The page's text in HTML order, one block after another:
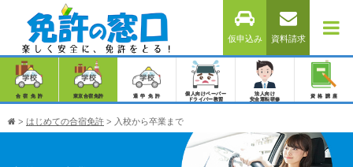
仮申込み 資料請求
合宿免許 東京合宿免許 通学免許
個人向けペーパー
ドライバー教習
法人向け
安全運転研修
資格講座
> はじめての合宿免許 > 入校から卒業まで